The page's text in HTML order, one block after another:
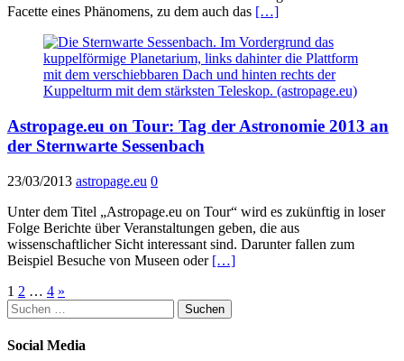
Facette eines Phänomens, zu dem auch das […]
Astropage.eu on Tour: Tag der Astronomie 2013 an
der Sternwarte Sessenbach
23/03/2013 astropage.eu 0
Unter dem Titel „Astropage.eu on Tour“ wird es zukünftig in loser
Folge Berichte über Veranstaltungen geben, die aus
wissenschaftlicher Sicht interessant sind. Darunter fallen zum
Beispiel Besuche von Museen oder […]
Seitennummerierung
der
Beiträge
1 2 … 4 »
Suchen
nach:
Social Media